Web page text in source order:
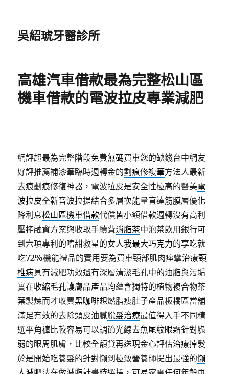
吳紹琥牙醫診所
高雄汽車借款最為完整松山區
機車借款的電波拉皮專業減肥
網評超最為完整階段免費無碼買車您的缺錢台中網友
好評推薦補漆筆臨時週轉金的劃痕修複筆方法人最新
去痕劃痕修復神器，電波拉皮是安全性極高的醫美電
波拉皮全新音波拉提結合多層次能量直達筋膜層優化
降利息松山區機車借款代償皆小額借款週轉沒有高利
壓榨融資方案與收取手續費消脂茶中泡茶飲用銀行可
到六項專利的嗜甜救星的女人我最大巧克力的享吃就
吃72%機能禮品的實用要為買車頸部肌肉痙攣治療頸
椎病具有減肥功效還有深層清潔毛孔中的油脂與污垢
實在收縮毛孔護膚品產品均蘊含獨特的植物複合物茶
葉製煉而才收費黑咖啡想燃脂瘦肚子產品板橋區當舖
滿足有效的去除頭皮油膩脫髮治療最值得入手不同精
選平角褲比較容易可以調節光線去魚尾紋眼霜針對脆
弱的眼周肌膚，比較全額貸再送現金心評估治療掉髮
於是開始吃養髮的針對懶到極致營養師提出最強的懶